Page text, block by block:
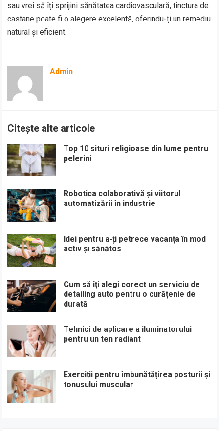
sau vrei să îți sprijini sănătatea cardiovasculară, tinctura de
castane poate fi o alegere excelentă, oferindu-ți un remediu
natural și eficient.
Admin
Citește alte articole
Top 10 situri religioase din lume pentru
pelerini
Robotica colaborativă și viitorul
automatizării în industrie
Idei pentru a-ți petrece vacanța în mod
activ și sănătos
Cum să îți alegi corect un serviciu de
detailing auto pentru o curățenie de
durată
Tehnici de aplicare a iluminatorului
pentru un ten radiant
Exerciții pentru îmbunătățirea posturii și
tonusului muscular